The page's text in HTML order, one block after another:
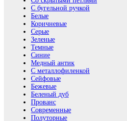
С бугельной ручкой
Белые
Коричневые
Серые
Зеленые
Темные
Синие
Медный антик
С металлофиленкой
Сейфовые
Бежевые
Беленый дуб
Прованс
Современные
Полуторные